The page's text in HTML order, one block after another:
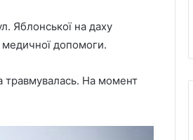
Яблонської на даху
медичної допомоги.
травмувалась. На момент